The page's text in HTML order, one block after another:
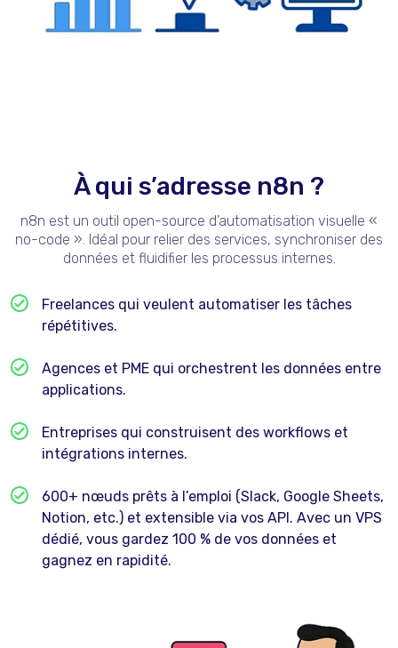
À qui s’adresse n8n ?
n8n est un outil open-source d’automatisation visuelle «
no-code ». Idéal pour relier des services, synchroniser des
données et fluidifier les processus internes.
Freelances qui veulent automatiser les tâches
répétitives.
Agences et PME qui orchestrent les données entre
applications.
Entreprises qui construisent des workflows et
intégrations internes.
600+ nœuds prêts à l’emploi (Slack, Google Sheets,
Notion, etc.) et extensible via vos API. Avec un VPS
dédié, vous gardez 100 % de vos données et
gagnez en rapidité.